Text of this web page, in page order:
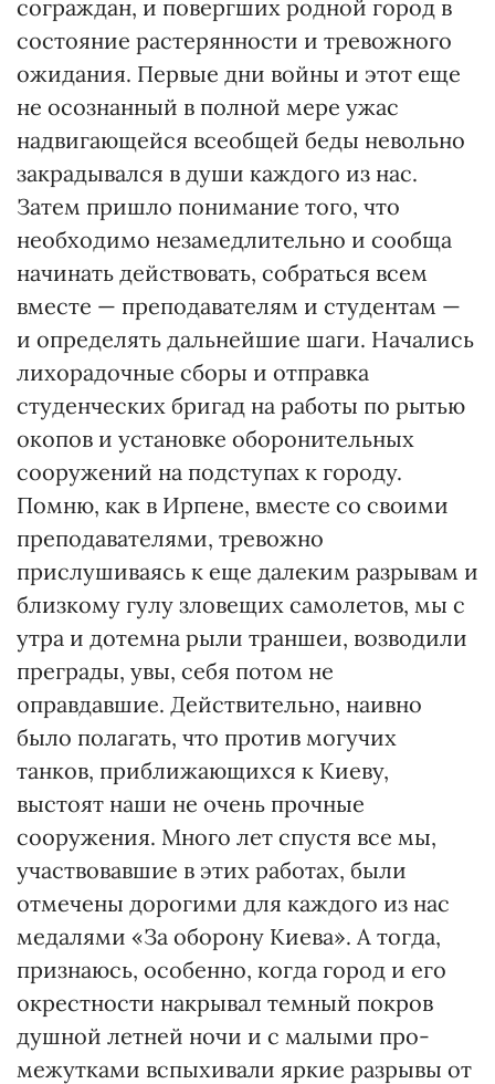
сограждан, и повергших родной город в
состояние растерянности и тревожного
ожидания. Первые дни войны и этот еще
не осознанный в полной мере ужас
надвигающейся всеобщей беды невольно
закрадывался в души каждого из нас.
Затем пришло понимание того, что
необходимо незамедлительно и сообща
начинать дейст­вовать, собраться всем
вместе — преподавателям и студентам —
и определять дальнейшие шаги. Начались
лихорадочные сборы и отправка
студенческих бригад на работы по рытью
окопов и установке оборонительных
сооружений на подступах к городу.
Помню, как в Ирпене, вместе со своими
преподавателями, тревожно
прислушиваясь к еще далеким разрывам и
близкому гулу злове­щих самолетов, мы с
утра и дотемна рыли траншеи, возводили
преграды, увы, себя потом не
оправдавшие. Действительно, наивно
было полагать, что против могучих
танков, приближающихся к Киеву,
выстоят наши не очень прочные
сооружения. Много лет спустя все мы,
участвовавшие в этих работах, были
отмечены дорогими для каждого из нас
медалями «За оборону Киева». А тогда,
признаюсь, особенно, когда город и его
окрестности накрывал темный покров
душной летней ночи и с малыми про­
межут­ками вспыхивали яркие разрывы от